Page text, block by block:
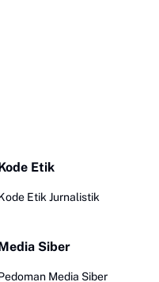
Etik
Etik Jurnalistik
Siber
Media Siber